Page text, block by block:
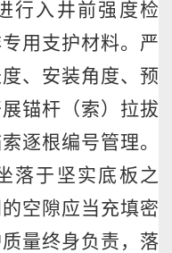
行入井前强度检
用支护材料。严
、安装角度、预
锚杆（索）拉拔
逐根编号管理。
落于坚实底板之
空隙应当充填密
量终身负责，落